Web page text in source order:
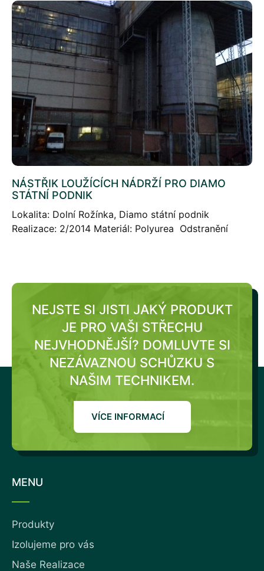
kravskou kejdu. Fotogalerie
NÁSTŘIK LOUŽÍCÍCH NÁDRŽÍ PRO DIAMO
STÁTNÍ PODNIK
Lokalita: Dolní Rožínka, Diamo státní podnik
Realizace: 2/2014 Materiál: Polyurea Odstranění
NEJSTE SI JISTI JAKÝ PRODUKT
JE PRO VAŠI STŘECHU
NEJVHODNĚJŠÍ? DOMLUVTE SI
NEZÁVAZNOU SCHŮZKU S
NAŠIM TECHNIKEM.
VÍCE INFORMACÍ
MENU
Produkty
Izolujeme pro vás
Naše Realizace